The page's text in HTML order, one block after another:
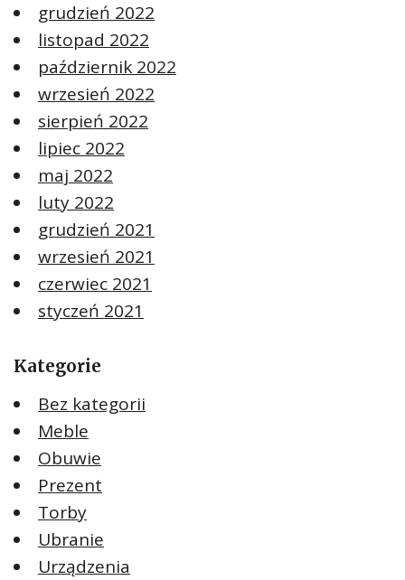
grudzień 2022
listopad 2022
październik 2022
wrzesień 2022
sierpień 2022
lipiec 2022
maj 2022
luty 2022
grudzień 2021
wrzesień 2021
czerwiec 2021
styczeń 2021
Kategorie
Bez kategorii
Meble
Obuwie
Prezent
Torby
Ubranie
Urządzenia